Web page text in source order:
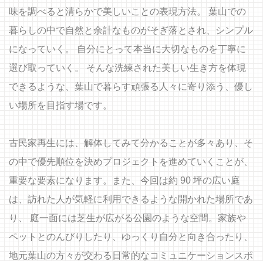
味を調べると清らかで美しいことの表現方法。 葉山での
暮らしの中で自然と余計なものがそぎ落とされ、シンプル
になっていく。 自分にとって本当に大切なものを丁寧に
選び取っていく。 そんな洗練された美しい生き方を体現
できるような、葉山で暮らす頑張る人々に寄り添う、優し
い場所を目指す場です。
古民家再生には、解体してみて分かることが多々あり、そ
の中で優先順位を決めプロジェクトを進めていくことが、
重要な要素になります。また、今回は約 90 坪の広い庭
は、訪れた人が気軽に利用できるような開かれた場所であ
り、 庭一面には芝生が広がる公園のような空間。家族や
ペットとのんびりしたり、ゆっくり自分と向き合ったり、
地元葉山の方々が交わる日常的なコミュニケーションスポ